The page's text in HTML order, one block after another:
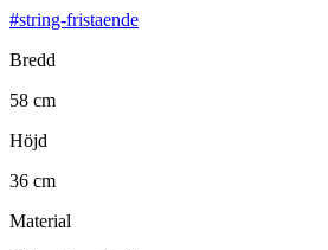
#string-fristaende
Bredd
58 cm
Höjd
36 cm
Material